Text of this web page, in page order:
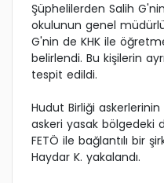
Şüphelilerden Salih
okulunun genel
G'nin de KHK ile
belirlendi. Bu kişilerin
tespit edildi.
Hudut Birliği askerlerinin
askeri yasak bölgedeki
FETÖ ile bağlantılı bir
Haydar K. yakalandı.